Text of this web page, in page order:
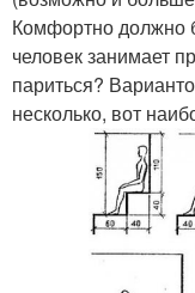
Комфортно должно
человек занимает
париться?
несколько, вот